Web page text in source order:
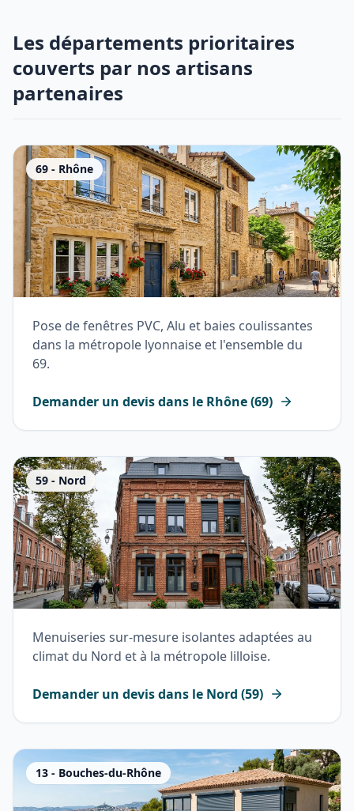
Les départements prioritaires
couverts par nos artisans
partenaires
69 - Rhône
Pose de fenêtres PVC, Alu et baies coulissantes
dans la métropole lyonnaise et l'ensemble du
69.
Demander un devis dans le Rhône(69)
59 - Nord
Menuiseries sur-mesure isolantes adaptées au
climat du Nord et à la métropole lilloise.
Demander un devis dans le Nord (59)
13 - Bouches-du-Rhône